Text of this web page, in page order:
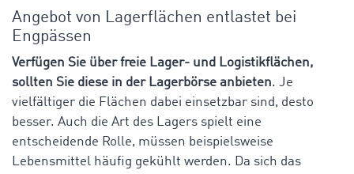
Angebot von Lagerflächen entlastet bei
Engpässen
Verfügen Sie über freie Lager- und Logistikflächen,
sollten Sie diese in der Lagerbörse anbieten. Je
vielfältiger die Flächen dabei einsetzbar sind, desto
besser. Auch die Art des Lagers spielt eine
entscheidende Rolle, müssen beispielsweise
Lebensmittel häufig gekühlt werden. Da sich das